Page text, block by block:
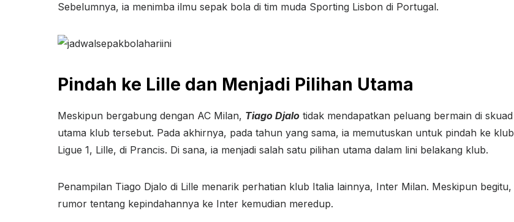
Sebelumnya, ia menimba ilmu sepak bola di tim muda Sporting Lisbon di Portugal.
Pindah ke Lille dan Menjadi Pilihan Utama
Meskipun bergabung dengan AC Milan, Tiago Djalo tidak mendapatkan peluang bermain di skuad
utama klub tersebut. Pada akhirnya, pada tahun yang sama, ia memutuskan untuk pindah ke klub
Ligue 1, Lille, di Prancis. Di sana, ia menjadi salah satu pilihan utama dalam lini belakang klub.
Penampilan Tiago Djalo di Lille menarik perhatian klub Italia lainnya, Inter Milan. Meskipun begitu,
rumor tentang kepindahannya ke Inter kemudian meredup.